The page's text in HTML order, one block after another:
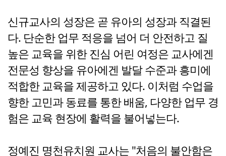
신규교사의 성장은 곧 유아의 성장과 직결된
다. 단순한 업무 적응을 넘어 더 안전하고 질
높은 교육을 위한 진심 어린 여정은 교사에겐
전문성 향상을 유아에겐 발달 수준과 흥미에
적합한 교육을 제공하고 있다. 이처럼 수업을
향한 고민과 동료를 통한 배움, 다양한 업무 경
험은 교육 현장에 활력을 불어넣는다.
정예진 명천유치원 교사는 "처음의 불안함은